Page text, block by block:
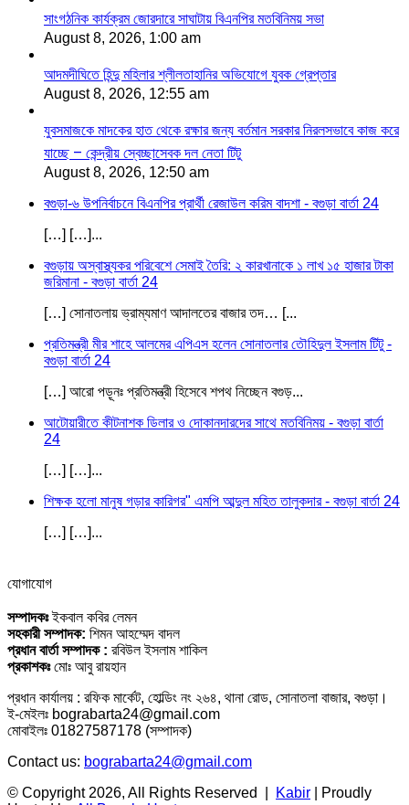
সাংগঠনিক কার্যক্রম জোরদারে সাঘাটায় বিএনপির মতবিনিময় সভা
August 8, 2026, 1:00 am
আদমদীঘিতে হিন্দু মহিলার শ্লীলতাহানির অভিযোগে যুবক গ্রেপ্তার
August 8, 2026, 12:55 am
যুবসমাজকে মাদকের হাত থেকে রক্ষার জন্য বর্তমান সরকার নিরলসভাবে কাজ করে
যাচ্ছে – কেন্দ্রীয় স্বেচ্ছাসেবক দল নেতা টিটু
August 8, 2026, 12:50 am
বগুড়া-৬ উপনির্বাচনে বিএনপির প্রার্থী রেজাউল করিম বাদশা - বগুড়া বার্তা 24
[…] […]...
বগুড়ায় অস্বাস্থ্যকর পরিবেশে সেমাই তৈরি: ২ কারখানাকে ১ লাখ ১৫ হাজার টাকা
জরিমানা - বগুড়া বার্তা 24
[…] সোনাতলায় ভ্রাম্যমাণ আদালতের বাজার তদ… [...
প্রতিমন্ত্রী মীর শাহে আলমের এপিএস হলেন সোনাতলার তৌহিদুল ইসলাম টিটু -
বগুড়া বার্তা 24
[…] আরো পড়ূনঃ প্রতিমন্ত্রী হিসেবে শপথ নিচ্ছেন বগুড়...
আটোয়ারীতে কীটনাশক ডিলার ও দোকানদারদের সাথে মতবিনিময় - বগুড়া বার্তা
24
[…] […]...
শিক্ষক হলো মানুষ গড়ার কারিগর" এমপি আব্দুল মহিত তালুকদার - বগুড়া বার্তা 24
[…] […]...
যোগাযোগ
সম্পাদকঃইকবাল কবির লেমন
সহকারী সম্পাদক: শিমন আহম্মেদ বাদল
প্রধান বার্তা সম্পাদক : রবিউল ইসলাম শাকিল
প্রকাশকঃমোঃ আবু রায়হান
প্রধান কার্যালয় : রফিক মার্কেট, হোল্ডিং নং ২৬৪, থানা রোড, সোনাতলা বাজার, বগুড়া।
ই-মেইলঃ bograbarta24@gmail.com
মোবাইলঃ 01827587178 (সম্পাদক)
Contact us: bograbarta24@gmail.com
© Copyright 2026, All Rights Reserved |
Kabir | Proudly